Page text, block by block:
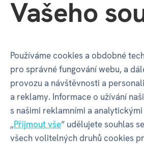
Vašeho
Používáme cookies a obdobné
pro správné fungování webu, a
provozu a návštěvnosti a
a reklamy. Informace o užívání
s našimi reklamními a
„Přijmout vše“ udělujete souhlas
všech volitelných druhů cookies